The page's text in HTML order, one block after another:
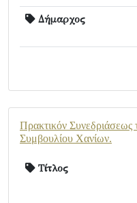
Δήμαρχος
Πρακτικόν Συνεδριάσεως
Συμβουλίου Χανίων.
Τίτλος